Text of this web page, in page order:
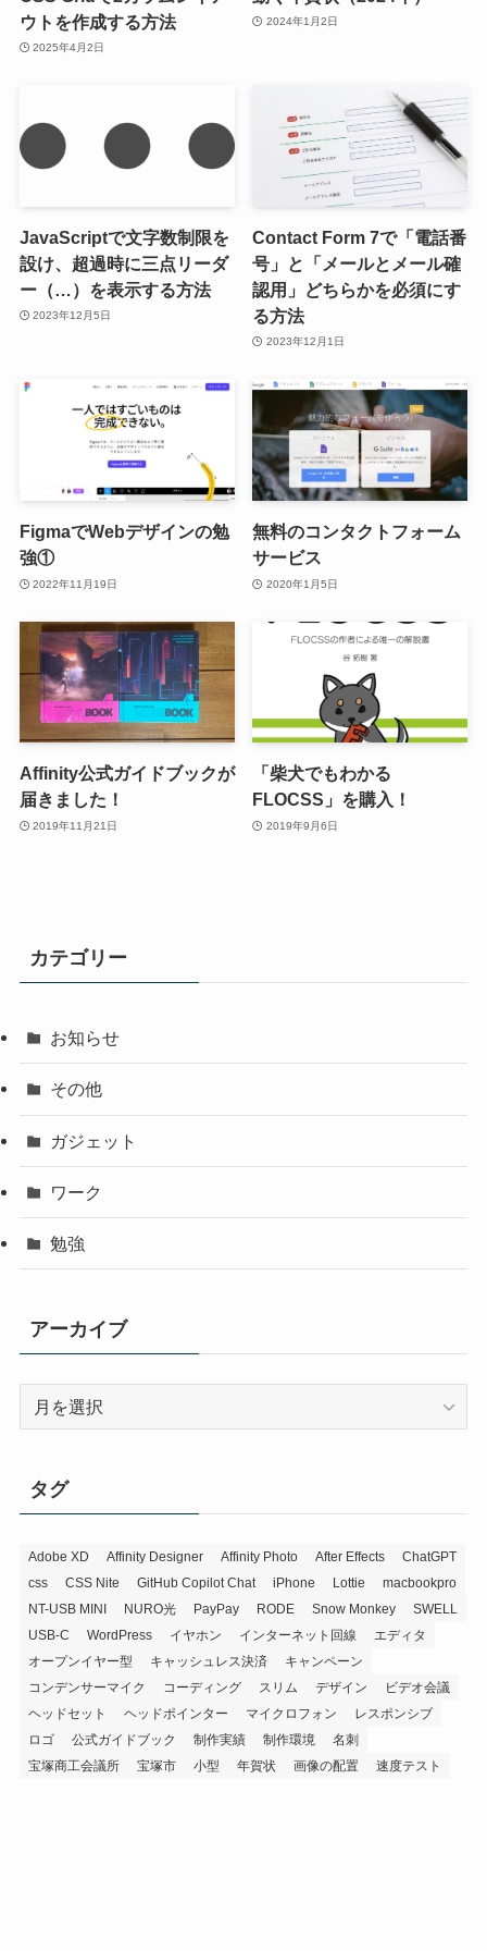
ウトを作成する方法
2025年4月2日
2024年1月2日
JavaScriptで文字数制限を
設け、超過時に三点リーダ
ー（…）を表示する方法
2023年12月5日
Contact Form 7で「電話番
号」と「メールとメール確
認用」どちらかを必須にす
る方法
2023年12月1日
FigmaでWebデザインの勉
強①
2022年11月19日
無料のコンタクトフォーム
サービス
2020年1月5日
Affinity公式ガイドブックが
届きました！
2019年11月21日
「柴犬でもわかる
FLOCSS」を購入！
2019年9月6日
カテゴリー
お知らせ
その他
ガジェット
ワーク
勉強
アーカイブ
ブ
タグ
Adobe XD Affinity Designer Affinity Photo After Effects
ChatGPT
css
CSS Nite GitHub Copilot Chat iPhone Lottie
macbookpro
NT-USB MINI
NURO光 PayPay RODE Snow Monkey
SWELL
USB-C
WordPress イヤホン インターネット回線
エディタ
オープンイヤー型
キャッシュレス決済
キャンペーン
コンデンサーマイク
コーディング スリム デザイン
ビデオ会議
ヘッドセット
ヘッドポインター マイクロフォン
レスポンシブ
ロゴ
公式ガイドブック 制作実績 制作環境
名刺
宝塚商工会議所
宝塚市 小型 年賀状 画像の配置 速度テスト